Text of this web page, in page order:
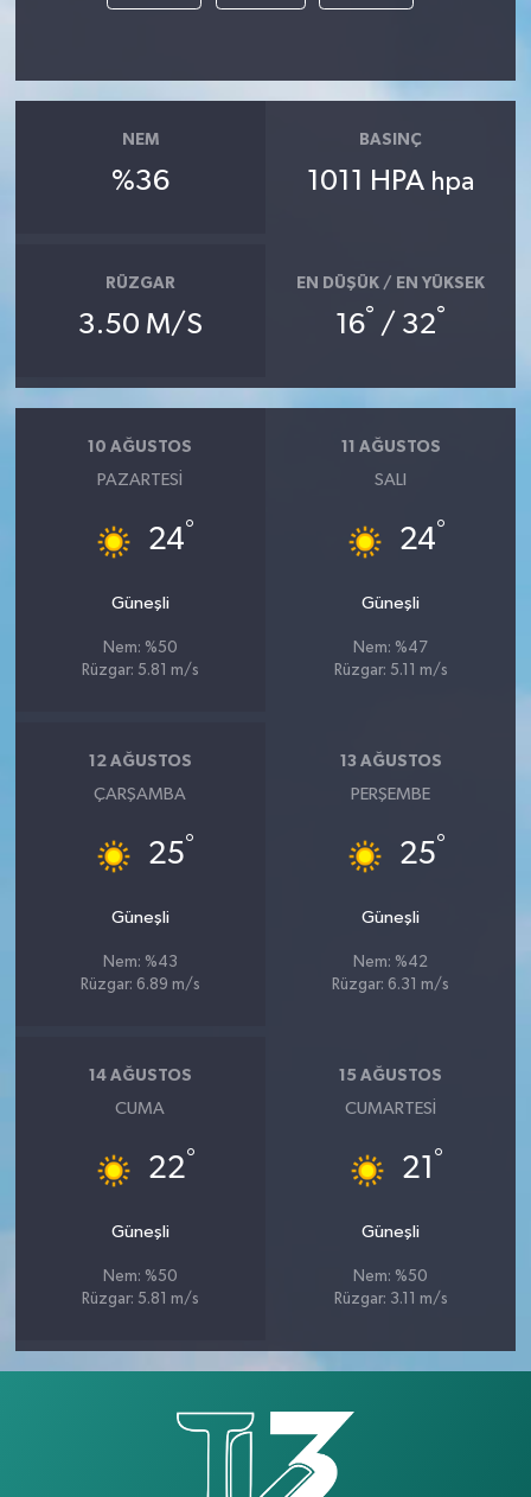
NEM
%36
BASINÇ
1011 HPA hpa
RÜZGAR
3.50 M/S
EN DÜŞÜK / EN YÜKSEK
16° / 32°
10 AĞUSTOS
PAZARTESI
24°
Güneşli
Nem: %50
Rüzgar: 5.81 m/s
11 AĞUSTOS
SALI
24°
Güneşli
Nem: %47
Rüzgar: 5.11 m/s
12 AĞUSTOS
ÇARŞAMBA
25°
Güneşli
Nem: %43
Rüzgar: 6.89 m/s
13 AĞUSTOS
PERŞEMBE
25°
Güneşli
Nem: %42
Rüzgar: 6.31 m/s
14 AĞUSTOS
CUMA
22°
Güneşli
Nem: %50
Rüzgar: 5.81 m/s
15 AĞUSTOS
CUMARTESI
21 °
Güneşli
Nem: %50
Rüzgar: 3.11 m/s